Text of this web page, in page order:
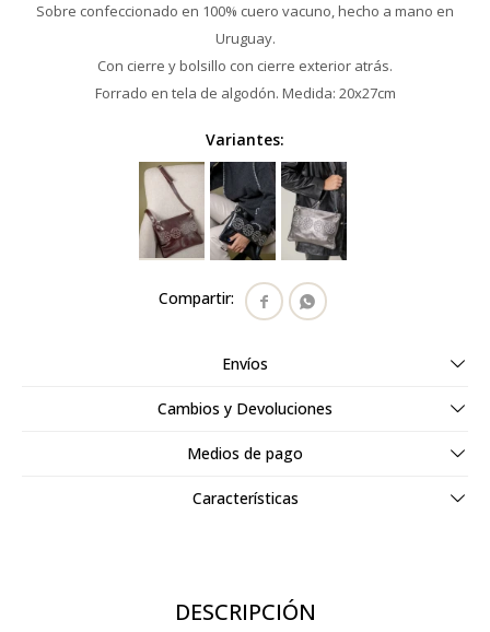
Sobre confeccionado en 100% cuero vacuno, hecho a mano en
Uruguay.
Con cierre y bolsillo con cierre exterior atrás.
Forrado en tela de algodón. Medida: 20x27cm
Variantes:
 
Envíos
Cambios y Devoluciones
Medios de pago
Características
DESCRIPCIÓN